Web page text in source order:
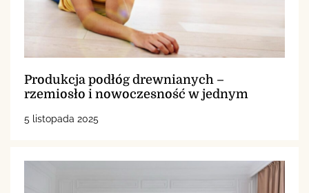
Produkcja podłóg drewnianych –
rzemiosło i nowoczesność w jednym
5 listopada 2025